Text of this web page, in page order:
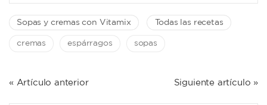
Sopas y cremas con Vitamix Todas las recetas
cremas espárragos sopas
NAVEGACIÓN
« Artículo anterior Siguiente artículo »